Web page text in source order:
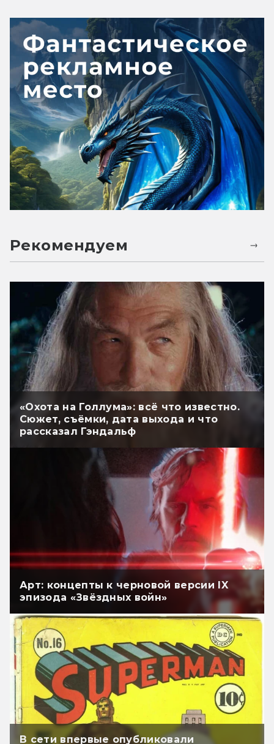
Рекомендуем
«Охота на Голлума»: всё что известно.
Сюжет, съёмки, дата выхода и что
рассказал Гэндальф
Арт: концепты к черновой версии IX
эпизода «Звёздных войн»
В сети впервые опубликовали